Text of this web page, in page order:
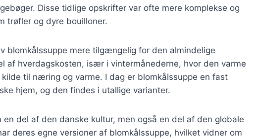
Disse tidlige opskrifter var ofte mere komplekse og
trøfler og dyre bouilloner.
blomkålssuppe mere tilgængelig for den almindelige
af hverdagskosten, især i vintermånederne, hvor den varme
til næring og varme. I dag er blomkålssuppe en fast
hjem, og den findes i utallige varianter.
en del af den danske kultur, men også en del af den globale
deres egne versioner af blomkålssuppe, hvilket vidner om